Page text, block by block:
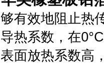
够有效地阻止热
导热系数，在
表面放热系数高